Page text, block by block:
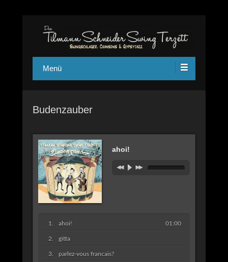
swing-terzettChansons und Jazz Manouche aus Köln
Menü
Budenzauber
ahoi!
ahoi! 01:00
gitta
parlez-vous francais?